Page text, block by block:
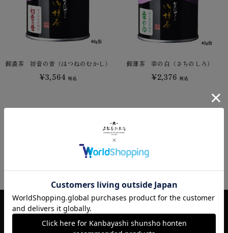
御濃茶 初音の昔（はつねのむかし）
¥3,564 税込
御薄茶 幸の白（さちのしろ）
¥2,376 税込